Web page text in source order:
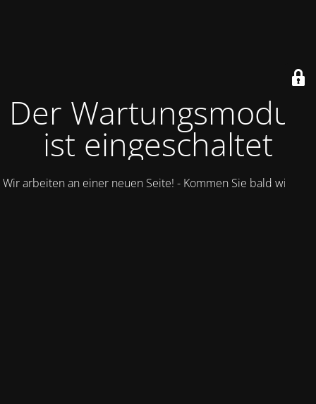
Der Wartungsmodus
ist eingeschaltet
Wir arbeiten an einer neuen Seite! - Kommen Sie bald wieder.